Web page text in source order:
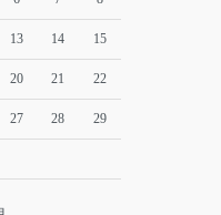
13 14 15
20 21 22
27 28 29